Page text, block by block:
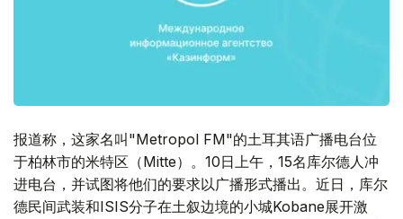
报道称，这家名叫"Metropol FM"的土耳其语广播电台位
于柏林市的米特区（Mitte）。10日上午，15名库尔德人冲
进电台，并试图将他们的要求以广播形式播出。近日，库尔
德民间武装和ISIS分子在土叙边境的小城Kobane展开激